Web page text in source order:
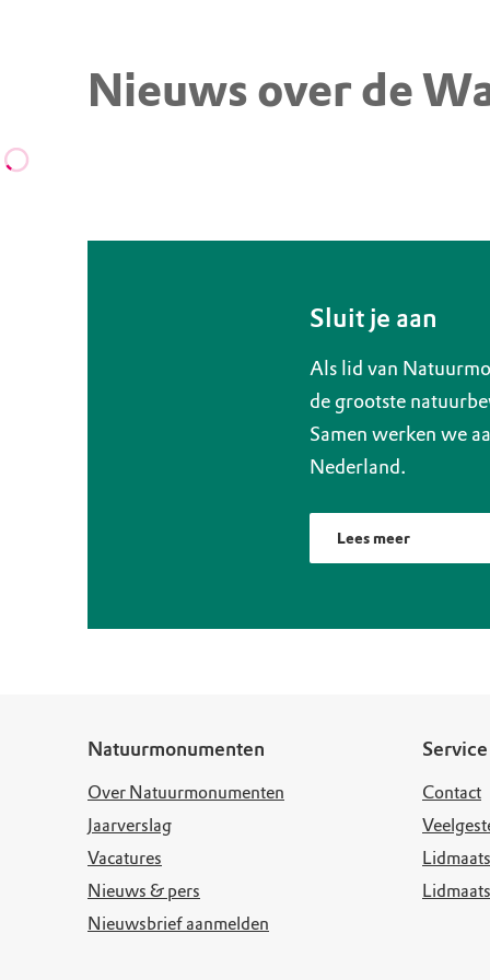
Nieuws over de
Sluit je aan
Als lid van
de grootste
Samen werken we
Nederland.
Lees meer
Natuurmonumenten
Over Natuurmonumenten
Jaarverslag
Vacatures
Nieuws & pers
Nieuwsbrief aanmelden
Service
Contact